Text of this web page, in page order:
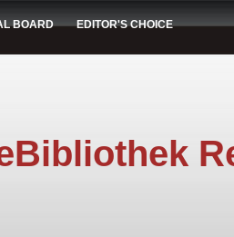
BOARD EDITOR'S CHOICE